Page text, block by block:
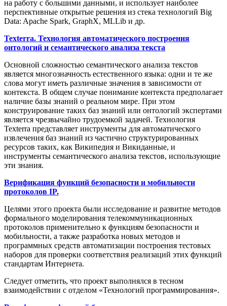
на работу с большими данными, и использует наиболее
перспективные открытые решения из стека технологий Big
Data: Apache Spark, GraphX, MLLib и др.
Texterra. Технология автоматического построения
онтологий и семантического анализа текста
Основной сложностью семантического анализа текстов
является многозначность естественного языка: одни и те же
слова могут иметь различные значения в зависимости от
контекста. В общем случае понимание контекста предполагает
наличие базы знаний о реальном мире. При этом
конструирование таких баз знаний или онтологий экспертами
является чрезвычайно трудоемкой задачей. Технология
Texterra представляет инструменты для автоматического
извлечения баз знаний из частично структурированных
ресурсов таких, как Википедия и Викиданные, и
инструменты семантического анализа текстов, использующие
эти знания.
Верификация функций безопасности и мобильности
протоколов IP.
Целями этого проекта были исследование и развитие методов
формального моделирования телекоммуникационных
протоколов применительно к функциям безопасности и
мобильности, а также разработка новых методов и
программных средств автоматизации построения тестовых
наборов для проверки соответствия реализаций этих функций
стандартам Интернета.
Следует отметить, что проект выполнялся в тесном
взаимодействии с отделом «Технологий программирования».